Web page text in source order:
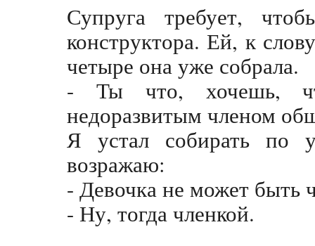
Супруга требует,
конструктора. Ей, к
четыре она уже собрала.
- Ты что, хочешь,
недоразвитым членом
Я устал собирать по
возражаю:
- Девочка не может быть
- Ну, тогда членкой.